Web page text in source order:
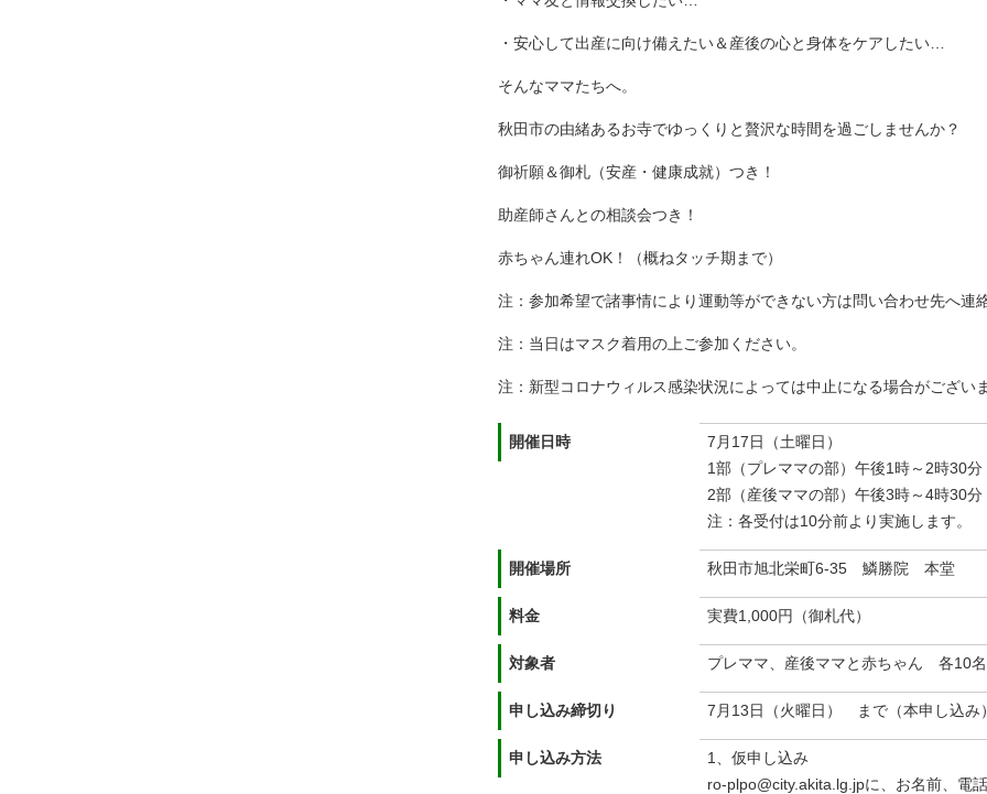
・安心して出産に向け備えたい＆産後の心と身体をケアしたい…
そんなママたちへ。
秋田市の由緒あるお寺でゆっくりと贅沢な時間を過ごしませんか？
御祈願＆御札（安産・健康成就）つき！
助産師さんとの相談会つき！
赤ちゃん連れOK！（概ねタッチ期まで）
注：参加希望で諸事情により運動等ができない方は問い合わせ先へ連
注：当日はマスク着用の上ご参加ください。
注：新型コロナウィルス感染状況によっては中止になる場合がございま
開催日時
7月17日（土曜日）
1部（プレママの部）午後1時～2時30分
2部（産後ママの部）午後3時～4時30分
注：各受付は10分前より実施します。
開催場所 秋田市旭北栄町6-35 鱗勝院 本堂
料金 実費1,000円（御札代）
対象者 プレママ、産後ママと赤ちゃん 各10
申し込み締切り 7月13日（火曜日） まで（本申し込み）
申し込み方法
1、仮申し込み
ro-plpo@city.akita.lg.jpに、お名前、電